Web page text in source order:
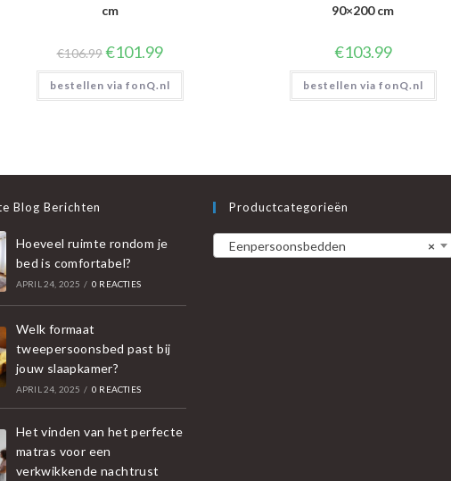
cm
€106.99Oorspronkelijke
prijs
was:
€106.99.
€101.99Huidige
is:
€101.99.
bestellen via fonQ.nl
90×200 cm
€103.99
bestellen via fonQ.nl
Blog Berichten
Hoeveel ruimte rondom je
bed is comfortabel?
APRIL 24, 2025 / 0 REACTIES
Welk formaat
tweepersoonsbed past bij
jouw slaapkamer?
APRIL 24, 2025 / 0 REACTIES
Het vinden van het perfecte
matras voor een
verkwikkende nachtrust
Productcategorieën
×
Eenpersoonsbedden